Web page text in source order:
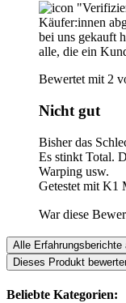
Käufer:innen
bei uns gekauft
alle, die ein
Bewertet mit 2
Nicht gut
Bisher das
Es stinkt Total.
Warping usw.
Getestet mit K1
War diese
Alle Erfahrungsberichte
Dieses Produkt
Beliebte Kategorien: